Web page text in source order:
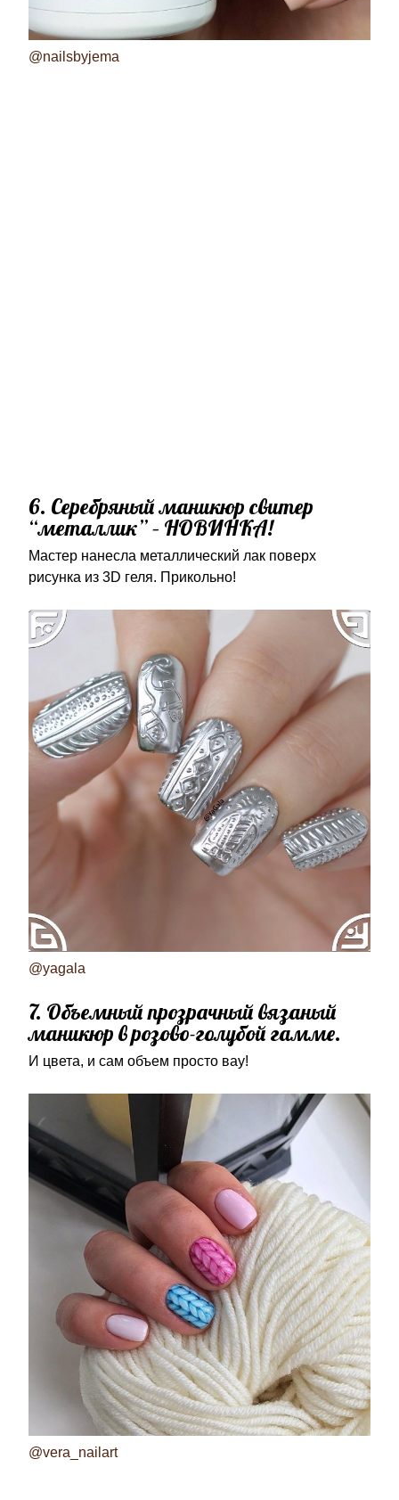
@nailsbyjema
6. Серебряный маникюр свитер
“металлик” – НОВИНКА!
Мастер нанесла металлический лак поверх
рисунка из 3D геля. Прикольно!
@yagala
7. Объемный прозрачный вязаный
маникюр в розово-голубой гамме.
И цвета, и сам объем просто вау!
@vera_nailart